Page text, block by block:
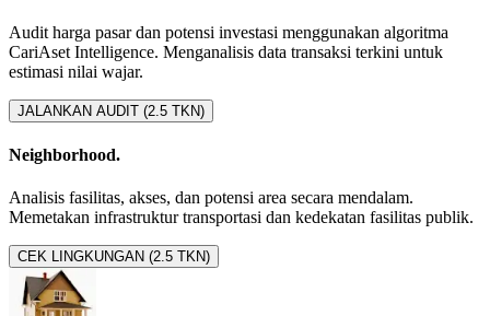
Audit harga pasar dan potensi investasi menggunakan algoritma
CariAset Intelligence. Menganalisis data transaksi terkini untuk
estimasi nilai wajar.
JALANKAN AUDIT (2.5 TKN)
Neighborhood.
Analisis fasilitas, akses, dan potensi area secara mendalam.
Memetakan infrastruktur transportasi dan kedekatan fasilitas publik.
CEK LINGKUNGAN (2.5 TKN)